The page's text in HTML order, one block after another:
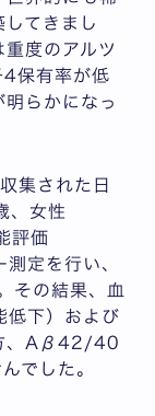
てきまし
度のアルツ
4保有率が低
らかになっ
集された日
、女性
評価
定を行い、
その結果、血
低下）および
方、Aβ42/40
でした。